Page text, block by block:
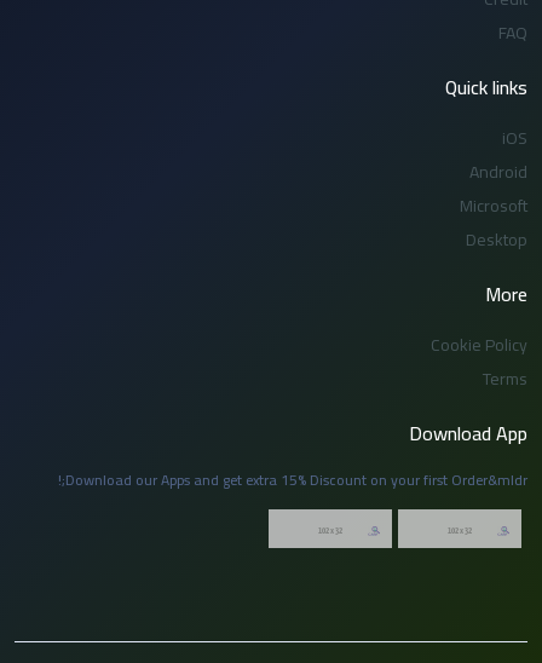
FAQ
Quick links
iOS
Android
Microsoft
Desktop
More
Cookie Policy
Terms
Download App
Download our Apps and get extra 15% Discount on your first Order&mldr;!